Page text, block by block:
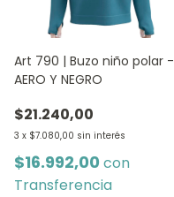
Art 790 | Buzo niño polar -
AERO Y NEGRO
$21.240,00
3 x $7.080,00 sin interés
$16.992,00 con
Transferencia